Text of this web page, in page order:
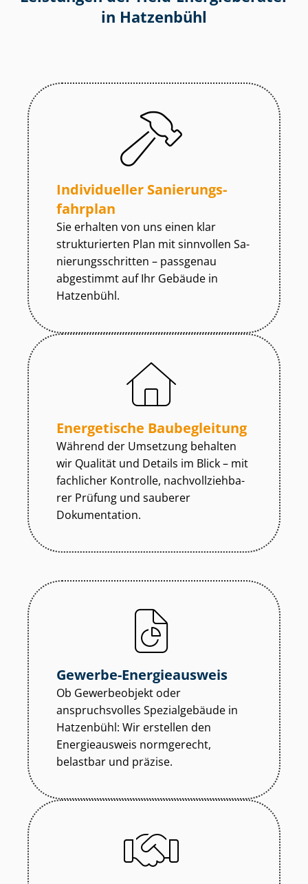
in Hatzenbühl
Individueller Sa­nie­rungs­
fahr­plan
Sie erhalten von uns einen klar
strukturierten Plan mit sinnvollen Sa­
nie­rungs­schrit­ten – passgenau
abgestimmt auf Ihr Gebäude in
Hatzenbühl.
Energetische Baubegleitung
Während der Umsetzung behalten
wir Qualität und Details im Blick – mit
fachlicher Kontrolle, nach­voll­zieh­ba­
rer Prüfung und sauberer
Dokumentation.
Gewerbe-Energieausweis
Ob Gewerbeobjekt oder
anspruchsvolles Spezialgebäude in
Hatzenbühl: Wir erstellen den
Energieausweis normgerecht,
belastbar und präzise.